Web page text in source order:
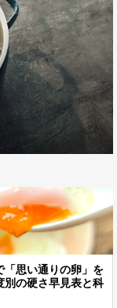
「思い通りの卵」を
別の硬さ早見表と科